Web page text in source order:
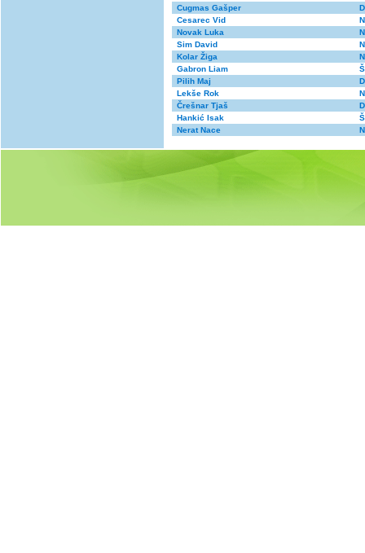
Cugmas Gašper
Cesarec Vid
Novak Luka
Sim David
Kolar Žiga
Gabron Liam
Pilih Maj
Lekše Rok
Črešnar Tjaš
Hankić Isak
Nerat Nace